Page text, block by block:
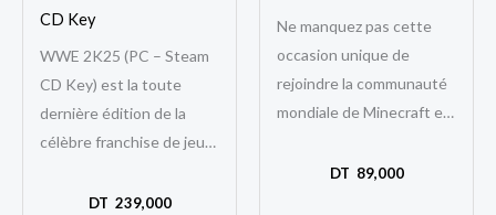
CD Key
WWE 2K25 (PC – Steam
CD Key) est la toute
dernière édition de la
célèbre franchise de jeux
professionnel,
DT 239,000
Ne manquez pas cette
occasion unique de
rejoindre la communauté
mondiale de Minecraft et
créatives sans limite.
DT 89,000